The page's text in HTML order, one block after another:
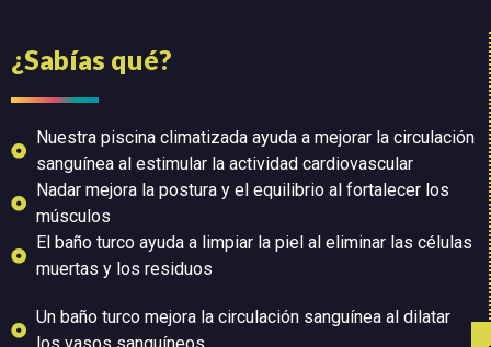
¿Sabías qué?
Nuestra piscina climatizada ayuda a mejorar la circulación
sanguínea al estimular la actividad cardiovascular
Nadar mejora la postura y el equilibrio al fortalecer los
músculos
El baño turco ayuda a limpiar la piel al eliminar las células
muertas y los residuos
Un baño turco mejora la circulación sanguínea al dilatar